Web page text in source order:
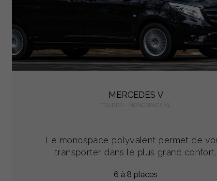
MERCEDES V
TOURER - MONOSPACE XL
Le monospace polyvalent permet de
transporter dans le plus grand confort.
6 à 8 places